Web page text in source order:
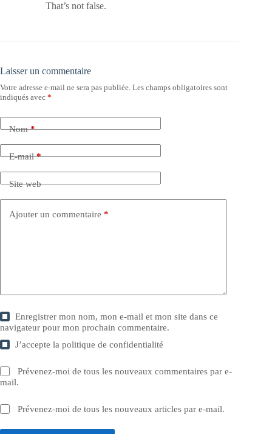
That’s not false.
Laisser un commentaire
Votre adresse e-mail ne sera pas publiée. Les champs obligatoires sont
indiqués avec *
Nom*
E-mail*
Site web
Ajouter un commentaire *
Enregistrer mon nom, mon e-mail et mon site dans ce
navigateur pour mon prochain commentaire.
J’accepte lapolitique de confidentialité
Prévenez-moi de tous les nouveaux commentaires par e-
mail.
Prévenez-moi de tous les nouveaux articles par e-mail.